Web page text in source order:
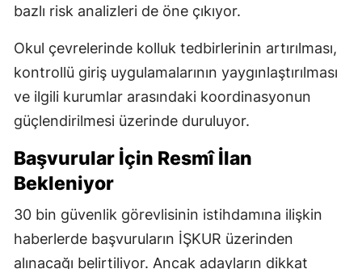
bazlı risk analizleri de öne çıkıyor.
Okul çevrelerinde kolluk tedbirlerinin artırılması,
kontrollü giriş uygulamalarının yaygınlaştırılması
ve ilgili kurumlar arasındaki koordinasyonun
güçlendirilmesi üzerinde duruluyor.
Başvurular İçin Resmî İlan
Bekleniyor
30 bin güvenlik görevlisinin istihdamına ilişkin
haberlerde başvuruların İŞKUR üzerinden
alınacağı belirtiliyor. Ancak adayların dikkat